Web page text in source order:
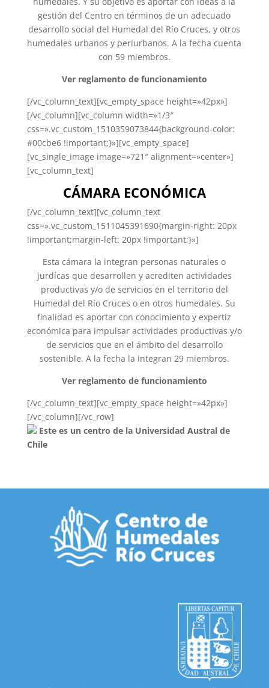
gestión del Centro en términos de un adecuado
desarrollo social del Humedal del Río Cruces, y otros
humedales urbanos y periurbanos. A la fecha cuenta
con 59 miembros.
Ver reglamento de funcionamiento
[/vc_column_text][vc_empty_space height=»42px»]
[/vc_column][vc_column width=»1/3″
css=».vc_custom_1510359073844{background-color:
#00cbe6 !important;}»][vc_empty_space]
[vc_single_image image=»721″ alignment=»center»]
[vc_column_text]
CÁMARA ECONÓMICA
[/vc_column_text][vc_column_text
css=».vc_custom_1511045391690{margin-right: 20px
!important;margin-left: 20px !important;}»]
Esta cámara la integran personas naturales o
jurdícas que desarrollen y acrediten actividades
productivas y/o de servicios en el territorio del
Humedal del Río Cruces o en otros humedales. Su
finalidad es aportar con conocimiento y expertiz
económica para impulsar actividades productivas y/o
de servicios que en el ámbito del desarrollo
sostenible. A la fecha la integran 29 miembros.
Ver reglamento de funcionamiento
[/vc_column_text][vc_empty_space height=»42px»]
[/vc_column][/vc_row]
Este es un centro de la Universidad Austral de
Chile